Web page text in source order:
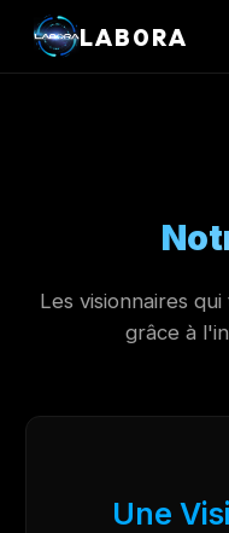
LAB0RA
Les visionnaires
grâce à
Une